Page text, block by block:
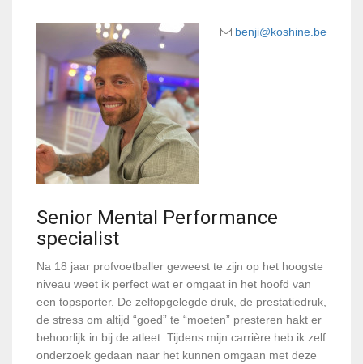
benji@koshine.be
Senior Mental Performance
specialist
Na 18 jaar profvoetballer geweest te zijn op het hoogste
niveau weet ik perfect wat er omgaat in het hoofd van
een topsporter. De zelfopgelegde druk, de prestatiedruk,
de stress om altijd “goed” te “moeten” presteren hakt er
behoorlijk in bij de atleet. Tijdens mijn carrière heb ik zelf
onderzoek gedaan naar het kunnen omgaan met deze